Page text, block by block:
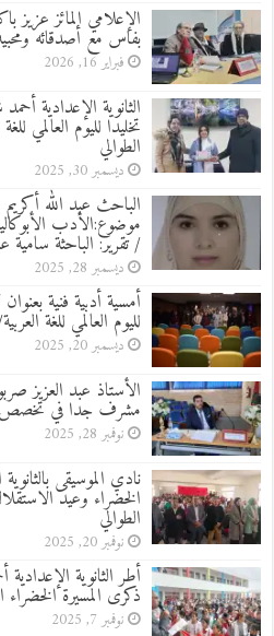
الإعلامي المائز
بفاس مع أصدقائه
فبراير 16, 2026
الثانوية الإعدادية
تخليدا لليوم العالمي
الطوالي
ديسمبر 30, 2025
الباحث عبد الله
موضوع:الأدب
/ تقرير: الباحثة
ديسمبر 28, 2025
أمسية أدبية فنية
لليوم العالمي للغة
ديسمبر 20, 2025
الأستاذ عبد العزيز
مشرف جدا في تخصص
نوفمبر 28, 2025
نادي الموسيقى
الخضراء وعيد
الطوالي
نوفمبر 20, 2025
أطر الثانوية
ذكرى المسيرة
نوفمبر 7, 2025